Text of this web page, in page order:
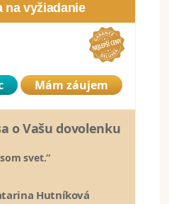
na vyžiadanie
Mám záujem
o Vašu dovolenku
svet.“
Hutníková